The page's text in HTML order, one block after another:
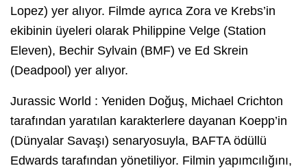
Lopez) yer alıyor. Filmde ayrıca Zora ve Krebs’in
ekibinin üyeleri olarak Philippine Velge (Station
Eleven), Bechir Sylvain (BMF) ve Ed Skrein
(Deadpool) yer alıyor.
Jurassic World : Yeniden Doğuş, Michael Crichton
tarafından yaratılan karakterlere dayanan Koepp’in
(Dünyalar Savaşı) senaryosuyla, BAFTA ödüllü
Edwards tarafından yönetiliyor. Filmin yapımcılığını,